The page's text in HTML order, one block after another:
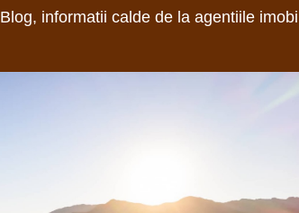
Blog, informatii calde de la agentiile